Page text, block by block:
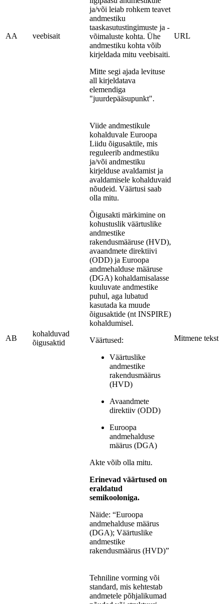
AA veebisait
ja/või leiab rohkem teavet
andmestiku
taaskasutustingimuste ja -
võimaluste kohta. Ühe
andmestiku kohta võib
kirjeldada mitu veebisaiti.
Mitte segi ajada levituse
all kirjeldatava
elemendiga
"juurdepääsupunkt".
URL
AB
kohalduvad
õigusaktid
Viide andmestikule
kohalduvale Euroopa
Liidu õigusaktile, mis
reguleerib andmestiku
ja/või andmestiku
kirjelduse avaldamist ja
avaldamisele kohalduvaid
nõudeid. Väärtusi saab
olla mitu.
Õigusakti märkimine on
kohustuslik väärtuslike
andmestike
rakendusmääruse (HVD),
avaandmete direktiivi
(ODD) ja Euroopa
andmehalduse määruse
(DGA) kohaldamisalasse
kuuluvate andmestike
puhul, aga lubatud
kasutada ka muude
õigusaktide (nt INSPIRE)
kohaldumisel.
Väärtused:
Väärtuslike
andmestike
rakendusmäärus
(HVD)
Avaandmete
direktiiv (ODD)
Euroopa
andmehalduse
määrus (DGA)
Akte võib olla mitu.
Erinevad väärtused on
eraldatud
semikooloniga.
Näide: “Euroopa
andmehalduse määrus
(DGA); Väärtuslike
andmestike
rakendusmäärus (HVD)”
Mitmene tekst
Tehniline vorming või
standard, mis kehtestab
andmetele põhjalikumad